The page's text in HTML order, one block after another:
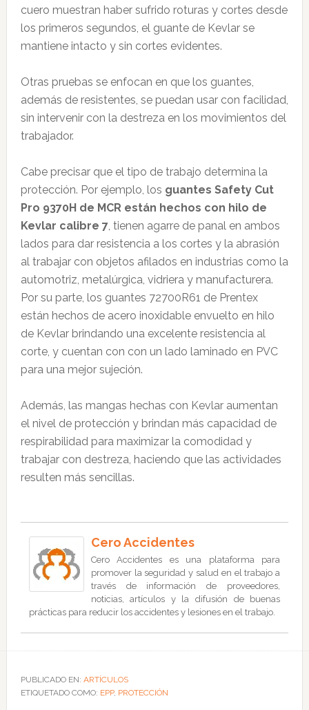
cuero muestran haber sufrido roturas y cortes desde
los primeros segundos, el guante de Kevlar se
mantiene intacto y sin cortes evidentes.
Otras pruebas se enfocan en que los guantes,
además de resistentes, se puedan usar con facilidad,
sin intervenir con la destreza en los movimientos del
trabajador.
Cabe precisar que el tipo de trabajo determina la
protección. Por ejemplo, los guantes Safety Cut
Pro 9370H de MCR están hechos con hilo de
Kevlar calibre 7, tienen agarre de panal en ambos
lados para dar resistencia a los cortes y la abrasión
al trabajar con objetos afilados en industrias como la
automotriz, metalúrgica, vidriera y manufacturera.
Por su parte, los guantes 72700R61 de Prentex
están hechos de acero inoxidable envuelto en hilo
de Kevlar brindando una excelente resistencia al
corte, y cuentan con con un lado laminado en PVC
para una mejor sujeción.
Además, las mangas hechas con Kevlar aumentan
el nivel de protección y brindan más capacidad de
respirabilidad para maximizar la comodidad y
trabajar con destreza, haciendo que las actividades
resulten más sencillas.
Cero Accidentes
Cero Accidentes es una plataforma para
promover la seguridad y salud en el trabajo a
través de información de proveedores,
noticias, artículos y la difusión de buenas
prácticas para reducir los accidentes y lesiones en el trabajo.
PUBLICADO EN: ARTÍCULOS
ETIQUETADO COMO: EPP, PROTECCIÓN